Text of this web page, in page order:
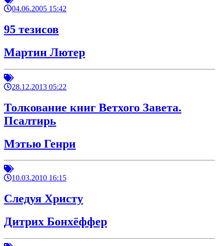
04.06.2005 15:42
95 тезисов
Мартин Лютер
28.12.2013 05:22
Толкование книг Ветхого Завета.
Псалтирь
Мэтью Генри
10.03.2010 16:15
Следуя Христу
Дитрих Бонхёффер